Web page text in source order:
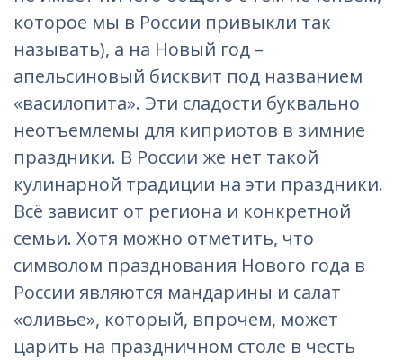
которое мы в России привыкли так
называть), а на Новый год –
апельсиновый бисквит под названием
«василопита». Эти сладости буквально
неотъемлемы для киприотов в зимние
праздники. В России же нет такой
кулинарной традиции на эти праздники.
Всё зависит от региона и конкретной
семьи. Хотя можно отметить, что
символом празднования Нового года в
России являются мандарины и салат
«оливье», который, впрочем, может
царить на праздничном столе в честь